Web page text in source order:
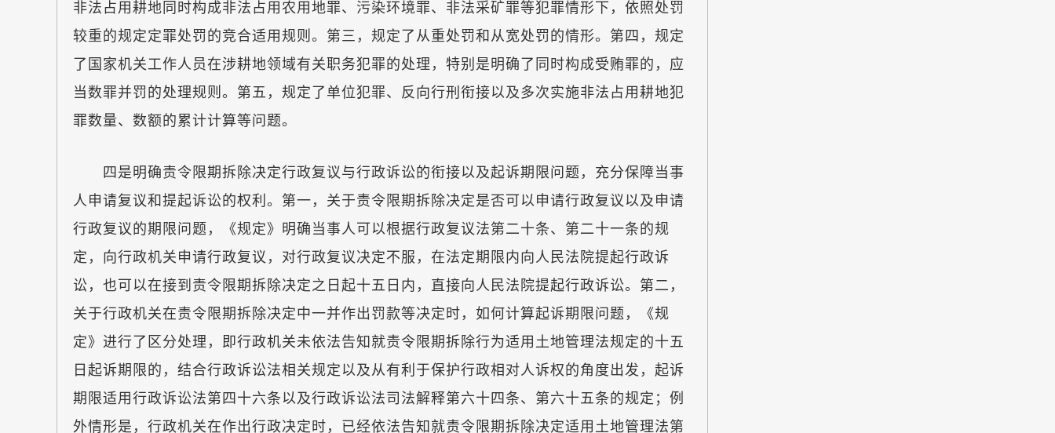
非法占用耕地同时构成非法占用农用地罪、污染环境罪、非法采矿罪等犯罪情形下，依照处罚
较重的规定定罪处罚的竞合适用规则。第三，规定了从重处罚和从宽处罚的情形。第四，规定
了国家机关工作人员在涉耕地领域有关职务犯罪的处理，特别是明确了同时构成受贿罪的，应
当数罪并罚的处理规则。第五，规定了单位犯罪、反向行刑衔接以及多次实施非法占用耕地犯
罪数量、数额的累计计算等问题。
四是明确责令限期拆除决定行政复议与行政诉讼的衔接以及起诉期限问题，充分保障当事
人申请复议和提起诉讼的权利。第一，关于责令限期拆除决定是否可以申请行政复议以及申请
行政复议的期限问题，《规定》明确当事人可以根据行政复议法第二十条、第二十一条的规
定，向行政机关申请行政复议，对行政复议决定不服，在法定期限内向人民法院提起行政诉
讼，也可以在接到责令限期拆除决定之日起十五日内，直接向人民法院提起行政诉讼。第二，
关于行政机关在责令限期拆除决定中一并作出罚款等决定时，如何计算起诉期限问题，《规
定》进行了区分处理，即行政机关未依法告知就责令限期拆除行为适用土地管理法规定的十五
日起诉期限的，结合行政诉讼法相关规定以及从有利于保护行政相对人诉权的角度出发，起诉
期限适用行政诉讼法第四十六条以及行政诉讼法司法解释第六十四条、第六十五条的规定；例
外情形是，行政机关在作出行政决定时，已经依法告知就责令限期拆除决定适用土地管理法第